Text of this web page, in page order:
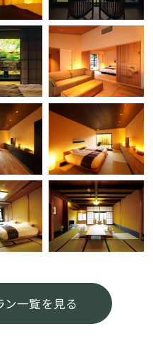
ン一覧を見る